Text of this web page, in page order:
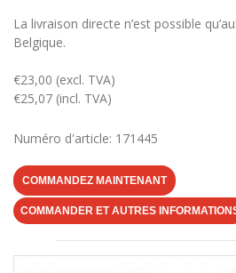
La livraison directe n’est possible
Belgique.
€23,00 (excl. TVA)
€25,07 (incl. TVA)
Numéro d'article: 171445
COMMANDEZ MAINTENANT
COMMANDER ET AUTRES